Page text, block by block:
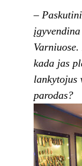
–
kada jas
lankytojus
parodas?